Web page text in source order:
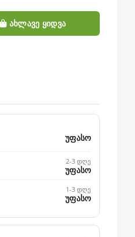
ახლავე ყიდვა
უფასო
2-3 დღე
უფასო
1-3 დღე
უფასო